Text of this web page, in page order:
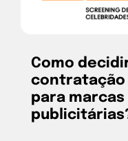
Como
contratação
para